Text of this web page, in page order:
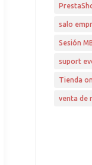
salo
Sesión
suport
Tienda
venta de